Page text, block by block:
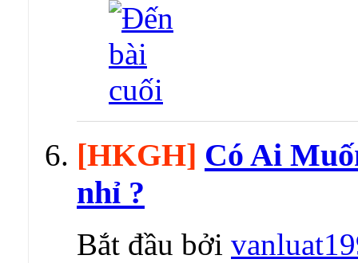
[HKGH] Có Ai
nhỉ ?
Bắt đầu bởi